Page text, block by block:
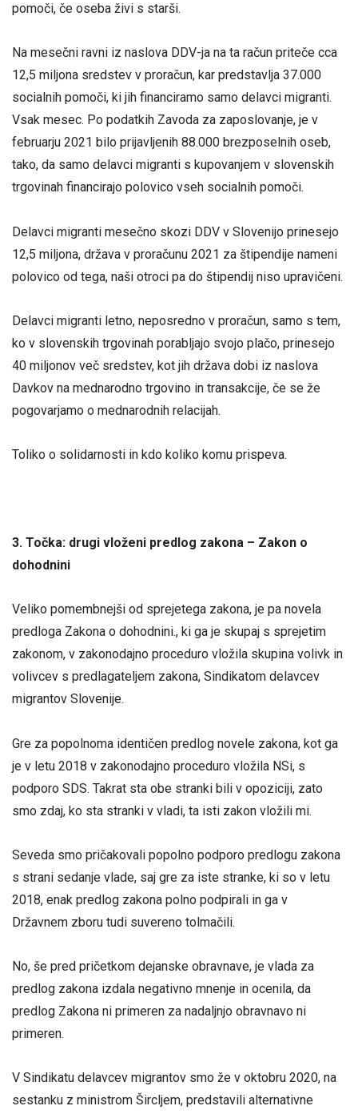
pomoči, če oseba živi s starši.
Na mesečni ravni iz naslova DDV-ja na ta račun priteče cca
12,5 miljona sredstev v proračun, kar predstavlja 37.000
socialnih pomoči, ki jih financiramo samo delavci migranti.
Vsak mesec. Po podatkih Zavoda za zaposlovanje, je v
februarju 2021 bilo prijavljenih 88.000 brezposelnih oseb,
tako, da samo delavci migranti s kupovanjem v slovenskih
trgovinah financirajo polovico vseh socialnih pomoči.
Delavci migranti mesečno skozi DDV v Slovenijo prinesejo
12,5 miljona, država v proračunu 2021 za štipendije nameni
polovico od tega, naši otroci pa do štipendij niso upravičeni.
Delavci migranti letno, neposredno v proračun, samo s tem,
ko v slovenskih trgovinah porabljajo svojo plačo, prinesejo
40 miljonov več sredstev, kot jih država dobi iz naslova
Davkov na mednarodno trgovino in transakcije, če se že
pogovarjamo o mednarodnih relacijah.
Toliko o solidarnosti in kdo koliko komu prispeva.
3. Točka: drugi vloženi predlog zakona – Zakon o
dohodnini
Veliko pomembnejši od sprejetega zakona, je pa novela
predloga Zakona o dohodnini., ki ga je skupaj s sprejetim
zakonom, v zakonodajno proceduro vložila skupina volivk in
volivcev s predlagateljem zakona, Sindikatom delavcev
migrantov Slovenije.
Gre za popolnoma identičen predlog novele zakona, kot ga
je v letu 2018 v zakonodajno proceduro vložila NSi, s
podporo SDS. Takrat sta obe stranki bili v opoziciji, zato
smo zdaj, ko sta stranki v vladi, ta isti zakon vložili mi.
Seveda smo pričakovali popolno podporo predlogu zakona
s strani sedanje vlade, saj gre za iste stranke, ki so v letu
2018, enak predlog zakona polno podpirali in ga v
Državnem zboru tudi suvereno tolmačili.
No, še pred pričetkom dejanske obravnave, je vlada za
predlog zakona izdala negativno mnenje in ocenila, da
predlog Zakona ni primeren za nadaljnjo obravnavo ni
primeren.
V Sindikatu delavcev migrantov smo že v oktobru 2020, na
sestanku z ministrom Šircljem, predstavili alternativne